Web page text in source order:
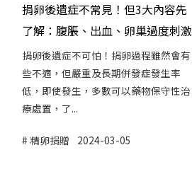
捐卵後遺症不常見！但3大內容先
了解：腹脹、出血、卵巢過度刺激
捐卵後遺症不可怕！捐卵過程雖然會有
些不適，但嚴重及長期併發症發生率
低，即使發生，多數可以藥物保守性治
療處置，了...
精卵捐贈 2024-03-05